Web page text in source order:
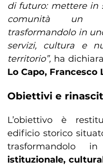
di futuro: mettere in
comunità un
trasformandolo in
servizi, cultura e
territorio”, ha
Lo Capo, Francesco
Obiettivi e
L’obiettivo è
edificio storico
trasformandolo
istituzionale,